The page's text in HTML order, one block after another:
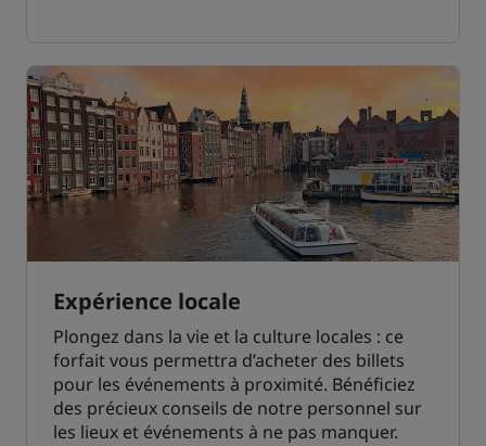
Expérience locale
Plongez dans la vie et la culture locales : ce
forfait vous permettra d’acheter des billets
pour les événements à proximité. Bénéficiez
des précieux conseils de notre personnel sur
les lieux et événements à ne pas manquer.